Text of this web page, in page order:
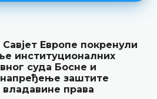
Уставни суд БиХ
резултате рада и
„Годишњак“
18.05.2026.